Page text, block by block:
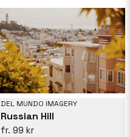
DEL MUNDO IMAGERY
Russian Hill
99 kr